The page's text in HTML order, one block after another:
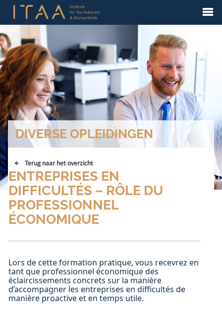
DIVERSE OPLEIDINGEN
Terug naar het overzicht
ENTREPRISES EN
DIFFICULTÉS – RÔLE DU
PROFESSIONNEL
ÉCONOMIQUE
Lors de cette formation pratique, vous recevrez en
tant que professionnel économique des
éclaircissements concrets sur la manière
d’accompagner les entreprises en difficultés de
manière proactive et en temps utile.